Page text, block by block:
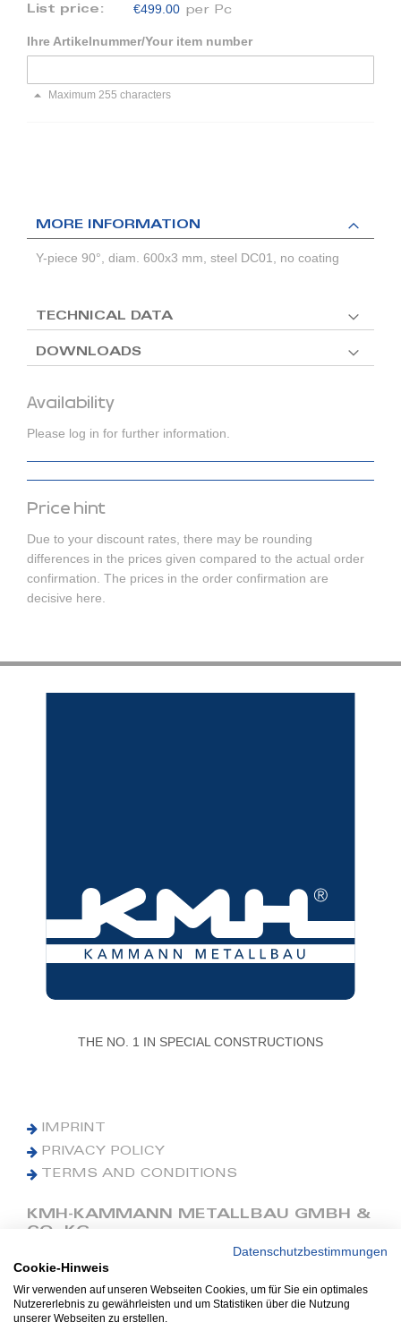
List price: €499.00 per Pc
Ihre Artikelnummer/Your item number
Maximum 255 characters
Availability
Please log in for further information.
Price hint
Due to your discount rates, there may be rounding
differences in the prices given compared to the actual order
confirmation. The prices in the order confirmation are
decisive here.
MORE INFORMATION
Y-piece 90°, diam. 600x3 mm, steel DC01, no coating
TECHNICAL DATA
DOWNLOADS
THE NO. 1 IN SPECIAL CONSTRUCTIONS
IMPRINT
PRIVACY POLICY
TERMS AND CONDITIONS
KMH-KAMMANN METALLBAU GMBH &
CO. KG
Phone: +49 (0) 42 41 9390 0
Fax: +49 (0) 42 41 9390 90
E-Mail: office@kmh.net
Datenschutzbestimmungen
Cookie-Hinweis
Wir verwenden auf unseren Webseiten Cookies, um für Sie ein optimales
Nutzererlebnis zu gewährleisten und um Statistiken über die Nutzung
unserer Webseiten zu erstellen.